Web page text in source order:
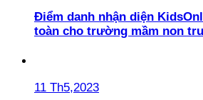
Điểm danh nhận diện
toàn cho trường mầm non
11 Th5,2023